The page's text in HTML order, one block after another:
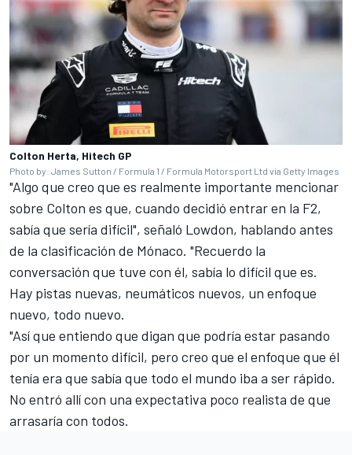
Colton Herta, Hitech GP
Photo by: James Sutton / Formula 1 / Formula Motorsport Ltd via Getty Images
"Algo que creo que es realmente importante mencionar
sobre Colton es que, cuando decidió entrar en la F2,
sabía que sería difícil", señaló Lowdon, hablando antes
de la clasificación de Mónaco. "Recuerdo la
conversación que tuve con él, sabía lo difícil que es.
Hay pistas nuevas, neumáticos nuevos, un enfoque
nuevo, todo nuevo.
"Así que entiendo que digan que podría estar pasando
por un momento difícil, pero creo que el enfoque que él
tenía era que sabía que todo el mundo iba a ser rápido.
No entró allí con una expectativa poco realista de que
arrasaría con todos.